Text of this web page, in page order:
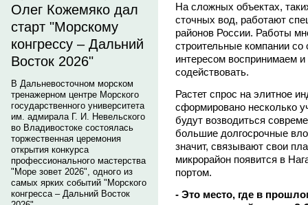
Олег Кожемяко дал
старт "Морскому
конгрессу – Дальний
Восток 2026"
В Дальневосточном морском
тренажерном центре Морского
государственного университета
им. адмирала Г. И. Невельского
во Владивостоке состоялась
торжественная церемония
открытия конкурса
профессионального мастерства
"Море зовет 2026", одного из
самых ярких событий "Морского
конгресса – Дальний Восток
На сложных объектах,
сточных вод, работают
районов России. Работы
строительные компании
интересом воспринимаем
содействовать.
Растет спрос на элитное
сформировано несколько
будут возводиться
большие долгосрочные
значит, связывают свои
микрорайон появится в
портом.
- Это место, где в